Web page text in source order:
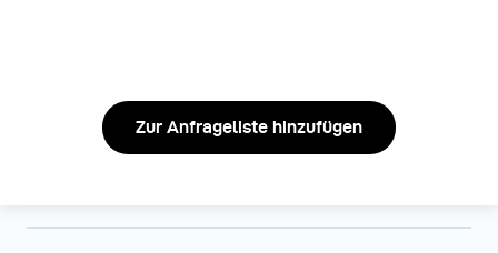
Zur Anfrageliste hinzufügen